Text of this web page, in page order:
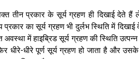
तीन प्रकार के सूर्य ग्रहण ही दिखाई देते हैं
प्रकार का सूर्य ग्रहण भी दुर्लभ स्थिति में
अवस्था में हाइब्रिड सूर्य ग्रहण की स्थिति
धीरे-धीरे पूर्ण सूर्य ग्रहण हो जाता है और